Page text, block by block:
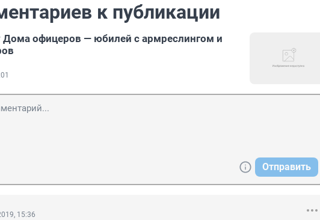
к публикации
Дома офицеров — юбилей с армреслингом и
Отправить
15:36